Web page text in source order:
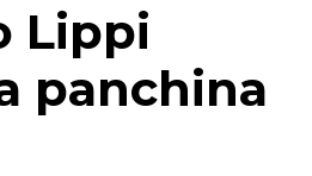
Lippi
panchina